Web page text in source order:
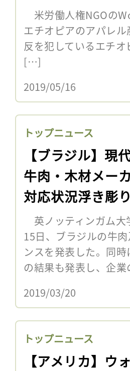
米労働人権NGOの
エチオピアのアパレ
反を犯しているエチ
[…]
2019/05/16
トップニュース
【ブラジル】現
牛肉・木材メー
対応状況浮き彫
英ノッティンガム大
15日、ブラジルの牛
ンスを発表した。同
の結果も発表し、企
2019/03/20
トップニュース
【アメリカ】ウ